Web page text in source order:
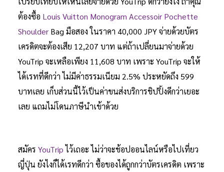
ต้องซื้อ Louis Vuitton Monogram Accessoir Pochette
Shoulder Bag มือสอง ในราคา 40,000 JPY จ่ายด้วยบัตร
เครดิตจะต้องเสีย 12,207 บาท แต่ถ้าเปลี่ยนมาจ่ายด้วย
YouTrip จะเหลือเพียง 11,608 บาท เพราะ YouTrip จะให้
ได้เรทที่ดีกว่า ไม่มีค่าธรรมเนียม 2.5% ประหยัดถึง 599
บาทเลย เก็บส่วนนี้ไว้เป็นค่าขนส่งบริการชิปปิ้งดีกว่าเยอะ
เลย แถมไม่โดนภาษีนำเข้าด้วย
สมัคร YouTripไว้เถอะ ไม่ว่าจะช้อปออนไลน์หรือไปเที่ยว
ญี่ปุ่น ยังไงก็ได้เรทดีกว่า ซื้อของได้ถูกกว่าบัตรเครดิต เพราะ